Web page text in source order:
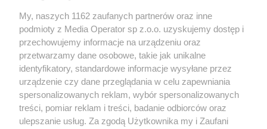
Wydawca mediówlokalnych
Nie zapomnij
zapoznać się z:
polityką prywatności regulamin korzystania z portali
Twojemiasto Skontaktuj się z nami
My, naszych 1162 zaufanych partnerów oraz inne
podmioty z Media Operator sp z.o.o. uzyskujemy dostęp i
przechowujemy informacje na urządzeniu oraz
przetwarzamy dane osobowe, takie jak unikalne
identyfikatory, standardowe informacje wysyłane przez
urządzenie czy dane przeglądania w celu zapewniania
spersonalizowanych reklam, wybór spersonalizowanych
treści, pomiar reklam i treści, badanie odbiorców oraz
ulepszanie usług. Za zgodą Użytkownika my i Zaufani